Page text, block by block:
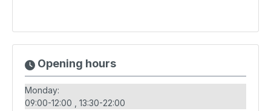
Opening hours
Monday:
09:00-12:00
13:30-22:00